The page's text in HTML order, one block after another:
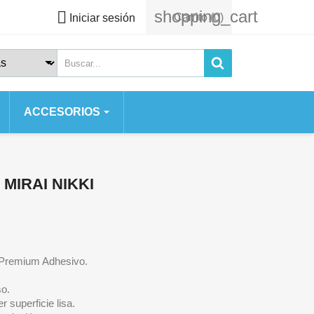
 Iniciar sesión shopping_cart
Carrito (0)
ACCESORIOS
NIKKI
Adhesivo.
superficie lisa.